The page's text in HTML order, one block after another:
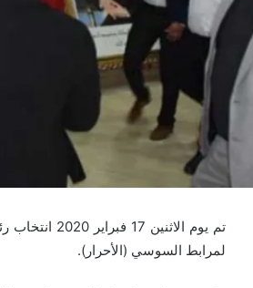
تم يوم
لمرابط السوسي (الأحرار).